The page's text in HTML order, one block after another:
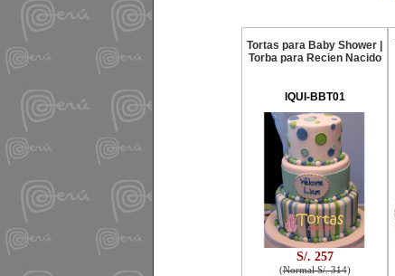
Tortas para Baby Shower |
Torba para Recien Nacido
IQUI-BBT01
S/. 257
(Normal S/. 314)